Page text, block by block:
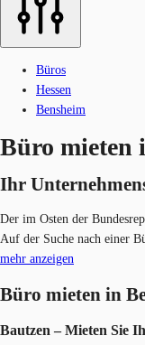
Büros
Hessen
Bensheim
Büro mieten
Ihr
Der im Osten der
Auf der Suche nach einer
mehr anzeigen
Büro mieten in
Bautzen – Mieten Sie